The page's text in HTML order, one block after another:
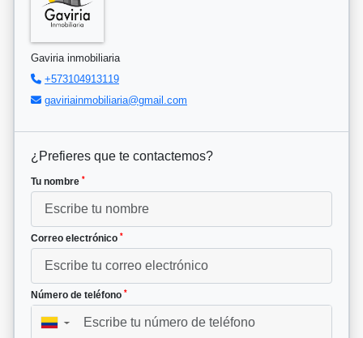
Gaviria inmobiliaria
+573104913119
gaviriainmobiliaria@gmail.com
¿Prefieres que te contactemos?
Tu nombre *
Correo electrónico *
Número de teléfono *
▼